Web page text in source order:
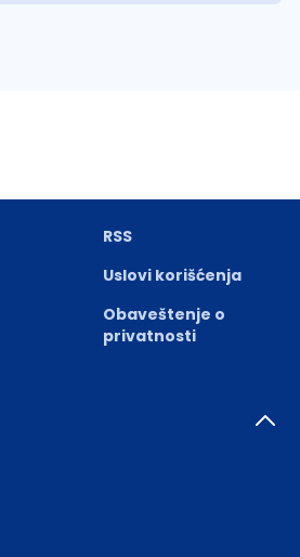
RSS
Uslovi korišćenja
Obaveštenje o
privatnosti